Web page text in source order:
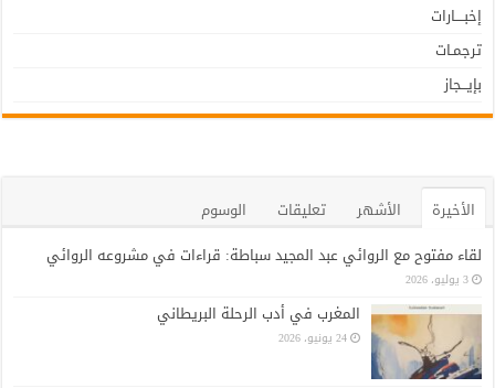
إخبــــارات
ترجمـات
بإيـــجاز
الأخيرة الأشهر تعليقات
الوسوم
لقاء مفتوح مع الروائي عبد المجيد سباطة: قراءات في مشروعه الروائي
3 يوليو، 2026
المغرب في أدب الرحلة البريطاني
24 يونيو، 2026